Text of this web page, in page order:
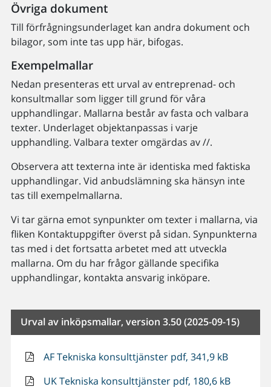
Övriga dokument
Till förfrågningsunderlaget kan andra dokument och
bilagor, som inte tas upp här, bifogas.
Exempelmallar
Nedan presenteras ett urval av entreprenad- och
konsultmallar som ligger till grund för våra
upphandlingar. Mallarna består av fasta och valbara
texter. Underlaget objektanpassas i varje
upphandling. Valbara texter omgärdas av //.
Observera att texterna inte är identiska med faktiska
upphandlingar. Vid anbudslämning ska hänsyn inte
tas till exempelmallarna.
Vi tar gärna emot synpunkter om texter i mallarna, via
fliken Kontaktuppgifter överst på sidan. Synpunkterna
tas med i det fortsatta arbetet med att utveckla
mallarna. Om du har frågor gällande specifika
upphandlingar, kontakta ansvarig inköpare.
Urval av inköpsmallar, version 3.50 (2025-09-15)
AF Tekniska konsulttjänster pdf, 341,9 kB
UK Tekniska konsulttjänster pdf, 180,6 kB